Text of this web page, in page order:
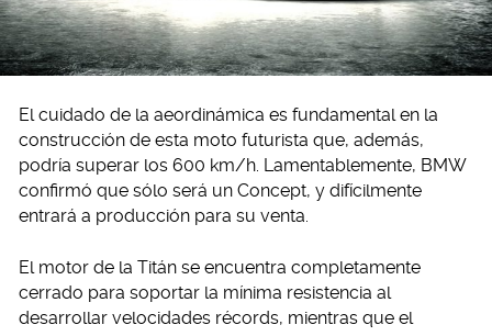
El cuidado de la aeordinámica es fundamental en la
construcción de esta moto futurista que, además,
podría superar los 600 km/h. Lamentablemente, BMW
confirmó que sólo será un Concept, y difícilmente
entrará a producción para su venta.
El motor de la Titán se encuentra completamente
cerrado para soportar la mínima resistencia al
desarrollar velocidades récords, mientras que el